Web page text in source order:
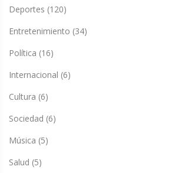
Deportes (120)
Entretenimiento (34)
Política (16)
Internacional (6)
Cultura (6)
Sociedad (6)
Música (5)
Salud (5)